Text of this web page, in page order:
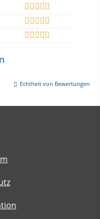
Echtheit von Bewertungen